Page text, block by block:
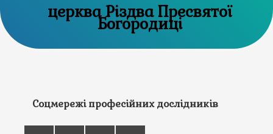
церква Різдва Пресвятої
Богородиці
Соцмережі професійних дослідників